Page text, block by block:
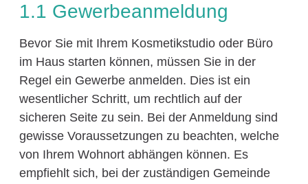
1.1 Gewerbeanmeldung
Bevor Sie mit Ihrem Kosmetikstudio oder Büro
im Haus starten können, müssen Sie in der
Regel ein Gewerbe anmelden. Dies ist ein
wesentlicher Schritt, um rechtlich auf der
sicheren Seite zu sein. Bei der Anmeldung sind
gewisse Voraussetzungen zu beachten, welche
von Ihrem Wohnort abhängen können. Es
empfiehlt sich, bei der zuständigen Gemeinde